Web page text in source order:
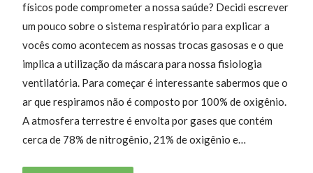
físicos pode comprometer a nossa saúde? Decidi escrever
um pouco sobre o sistema respiratório para explicar a
vocês como acontecem as nossas trocas gasosas e o que
implica a utilização da máscara para nossa fisiologia
ventilatória. Para começar é interessante sabermos que o
ar que respiramos não é composto por 100% de oxigênio.
A atmosfera terrestre é envolta por gases que contém
cerca de 78% de nitrogênio, 21% de oxigênio e…